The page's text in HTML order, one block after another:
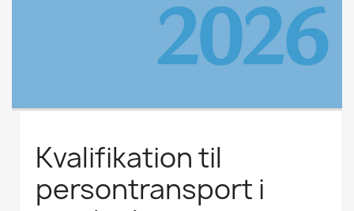
Kvalifikation til
persontransport i